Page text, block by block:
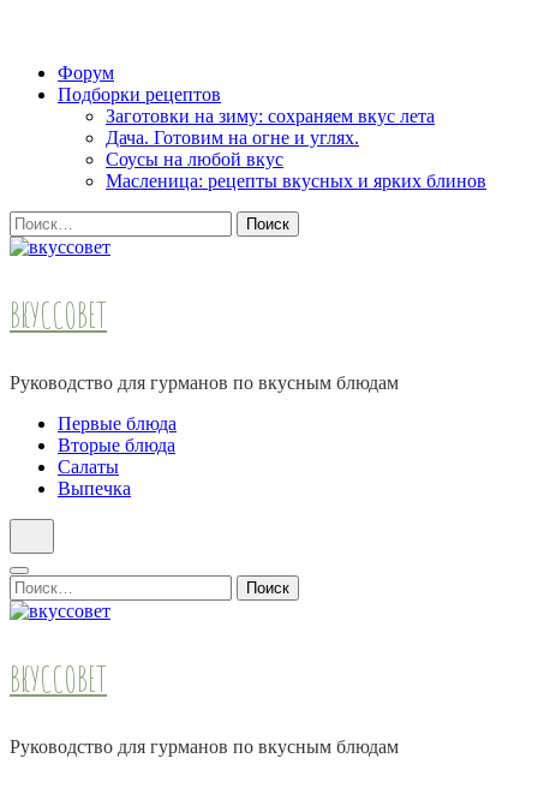
Skip
Форум
Подборки рецептов
Заготовки на зиму: сохраняем вкус лета
Дача. Готовим на огне и углях.
Соусы на любой вкус
Масленица: рецепты вкусных и ярких блинов
Найти:
ВКУССОВЕТ
Руководство для гурманов по вкусным блюдам
Первые блюда
Вторые блюда
Салаты
Выпечка
Найти:
ВКУССОВЕТ
Руководство для гурманов по вкусным блюдам